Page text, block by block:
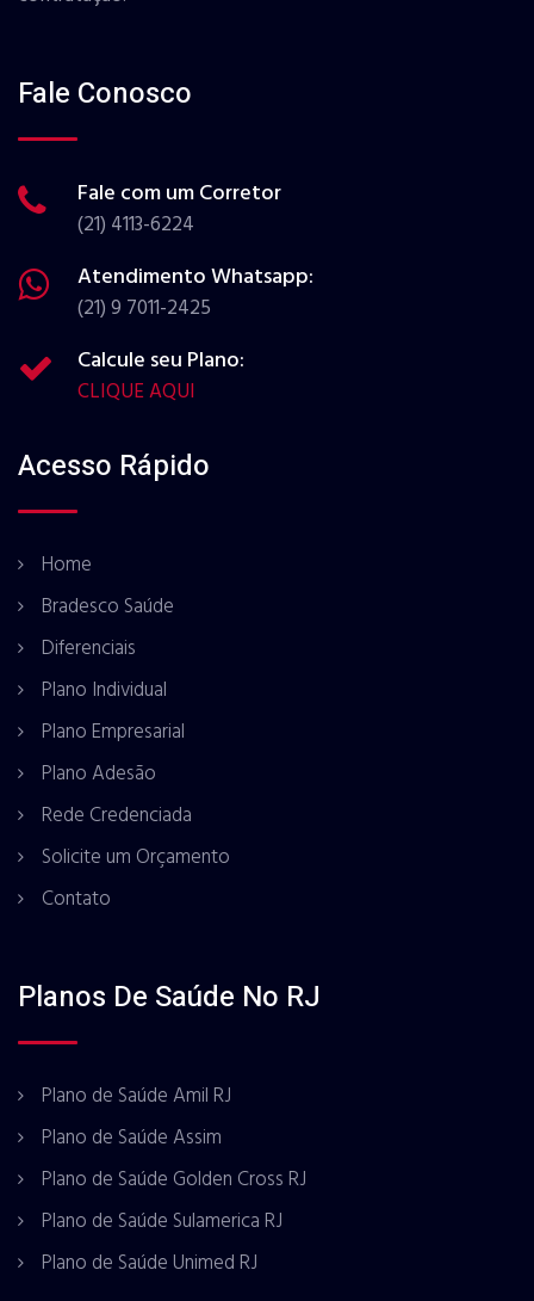
Fale Conosco
Fale com um Corretor
(21) 4113-6224
Atendimento Whatsapp:
(21) 9 7011-2425
Calcule seu Plano:
CLIQUE AQUI
Acesso Rápido
Home
Bradesco Saúde
Diferenciais
Plano Individual
Plano Empresarial
Plano Adesão
Rede Credenciada
Solicite um Orçamento
Contato
Planos De Saúde No RJ
Plano de Saúde Amil RJ
Plano de Saúde Assim
Plano de Saúde Golden Cross RJ
Plano de Saúde Sulamerica RJ
Plano de Saúde Unimed RJ